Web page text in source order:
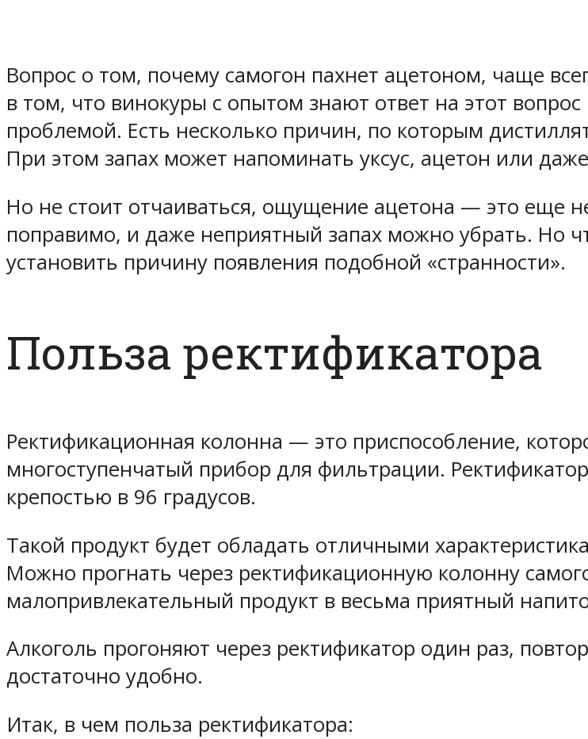
Вопрос о том, почему самогон пахнет ацетоном, чаще
в том, что винокуры с опытом знают ответ на этот
проблемой. Есть несколько причин, по которым
При этом запах может напоминать уксус, ацетон или
Но не стоит отчаиваться, ощущение ацетона — это еще
поправимо, и даже неприятный запах можно убрать. Но
установить причину появления подобной «странности».
Польза ректификатора
Ректификационная колонна — это приспособление,
многоступенчатый прибор для фильтрации.
крепостью в 96 градусов.
Такой продукт будет обладать отличными
Можно прогнать через ректификационную колонну
малопривлекательный продукт в весьма приятный
Алкоголь прогоняют через ректификатор один раз,
достаточно удобно.
Итак, в чем польза ректификатора: